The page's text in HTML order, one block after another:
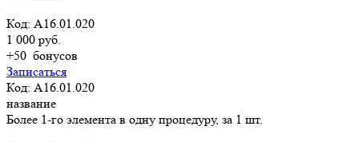
Код: A16.01.020
1 000 руб.
+50 бонусов
Записаться
Код: A16.01.020
название
Более 1-го элемента в одну процедуру, за 1 шт.